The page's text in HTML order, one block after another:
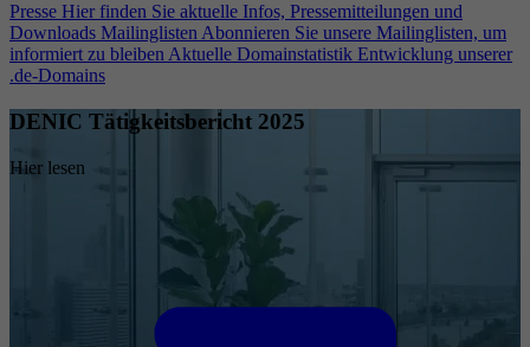
Presse Hier finden Sie aktuelle Infos, Pressemitteilungen und
Downloads Mailinglisten Abonnieren Sie unsere Mailinglisten, um
informiert zu bleiben Aktuelle Domainstatistik Entwicklung unserer
.de-Domains
DENIC Tätigkeitsbericht 2025
Hier lesen